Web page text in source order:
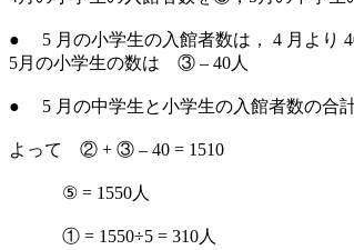
● 5 月の小学生の入館者数は， 4 月より
5月の小学生の数は ③ – 40人
● 5 月の中学生と小学生の入館者数の合
よって ② + ③ – 40 = 1510
⑤ = 1550人
① = 1550÷5 = 310人